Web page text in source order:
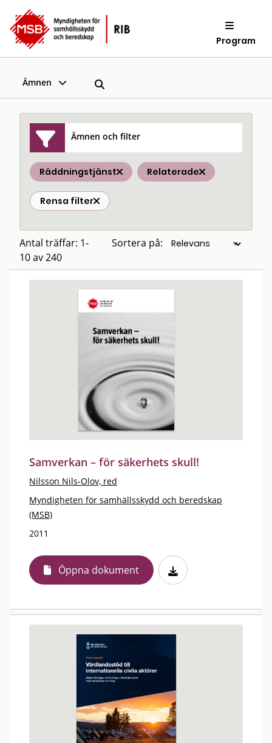
Program
Ämnen
Ämnen och filter
Räddningstjänst Relaterade
Rensa filter
Antal träffar: 1-
10 av 240
Sortera på:
Samverkan – för säkerhets skull!
Nilsson Nils-Olov, red
Myndigheten för samhällsskydd och beredskap
(MSB)
2011
Öppna dokument